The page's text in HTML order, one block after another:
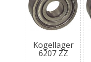
Kogellager
6207 ZZ